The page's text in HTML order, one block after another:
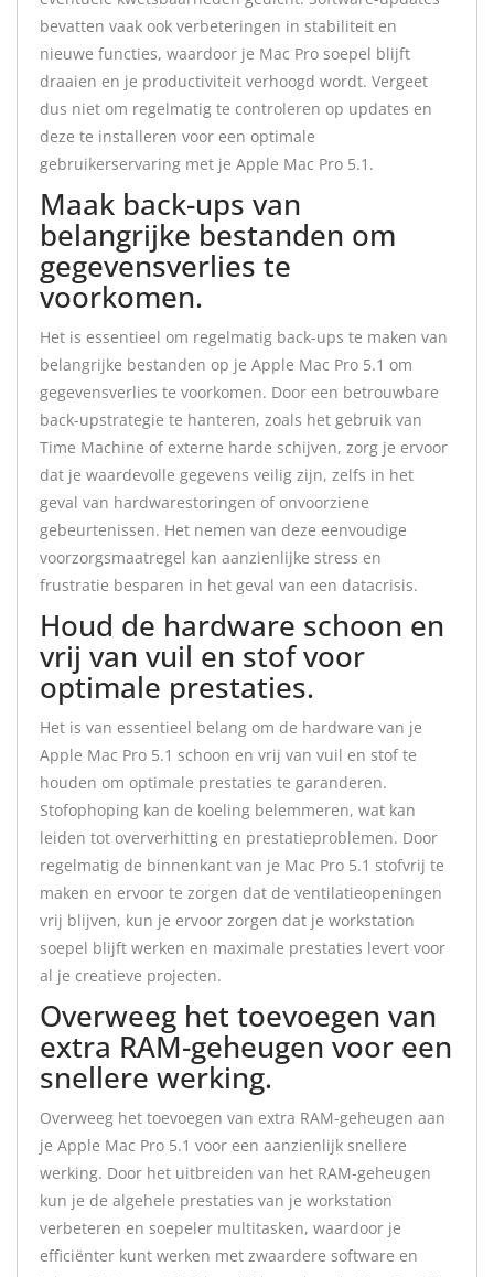
bevatten vaak ook verbeteringen in stabiliteit en
nieuwe functies, waardoor je Mac Pro soepel blijft
draaien en je productiviteit verhoogd wordt. Vergeet
dus niet om regelmatig te controleren op updates en
deze te installeren voor een optimale
gebruikerservaring met je Apple Mac Pro 5.1.
Maak back-ups van
belangrijke bestanden om
gegevensverlies te
voorkomen.
Het is essentieel om regelmatig back-ups te maken van
belangrijke bestanden op je Apple Mac Pro 5.1 om
gegevensverlies te voorkomen. Door een betrouwbare
back-upstrategie te hanteren, zoals het gebruik van
Time Machine of externe harde schijven, zorg je ervoor
dat je waardevolle gegevens veilig zijn, zelfs in het
geval van hardwarestoringen of onvoorziene
gebeurtenissen. Het nemen van deze eenvoudige
voorzorgsmaatregel kan aanzienlijke stress en
frustratie besparen in het geval van een datacrisis.
Houd de hardware schoon en
vrij van vuil en stof voor
optimale prestaties.
Het is van essentieel belang om de hardware van je
Apple Mac Pro 5.1 schoon en vrij van vuil en stof te
houden om optimale prestaties te garanderen.
Stofophoping kan de koeling belemmeren, wat kan
leiden tot oververhitting en prestatieproblemen. Door
regelmatig de binnenkant van je Mac Pro 5.1 stofvrij te
maken en ervoor te zorgen dat de ventilatieopeningen
vrij blijven, kun je ervoor zorgen dat je workstation
soepel blijft werken en maximale prestaties levert voor
al je creatieve projecten.
Overweeg het toevoegen van
extra RAM-geheugen voor een
snellere werking.
Overweeg het toevoegen van extra RAM-geheugen aan
je Apple Mac Pro 5.1 voor een aanzienlijk snellere
werking. Door het uitbreiden van het RAM-geheugen
kun je de algehele prestaties van je workstation
verbeteren en soepeler multitasken, waardoor je
efficiënter kunt werken met zwaardere software en